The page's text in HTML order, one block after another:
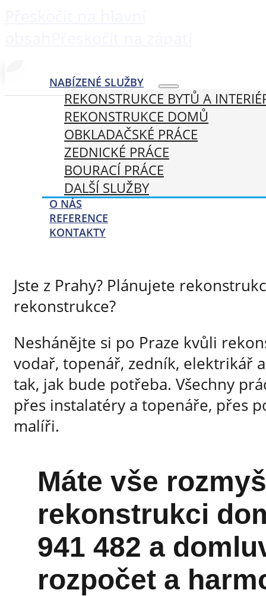
NABÍZENÉ SLUŽBY
REKONSTRUKCE BYTŮ A
REKONSTRUKCE DOMŮ
OBKLADAČSKÉ PRÁCE
ZEDNICKÉ PRÁCE
BOURACÍ PRÁCE
DALŠÍ SLUŽBY
O NÁS
REFERENCE
KONTAKTY
Jste z Prahy? Plánujete
rekonstrukce?
Neshánějte si po Praze kvůli
vodař, topenář, zedník, elektrikář
tak, jak bude potřeba. Všechny
přes instalatéry a topenáře, přes
malíři.
Máte vše
rekonstrukci
941 482 a
rozpočet a